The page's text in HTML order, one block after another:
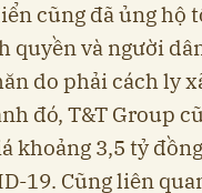
cũng đã ủng hộ
quyền và người
do phải cách ly
đó, T&T Group
khoảng 3,5 tỷ
19. Cũng liên